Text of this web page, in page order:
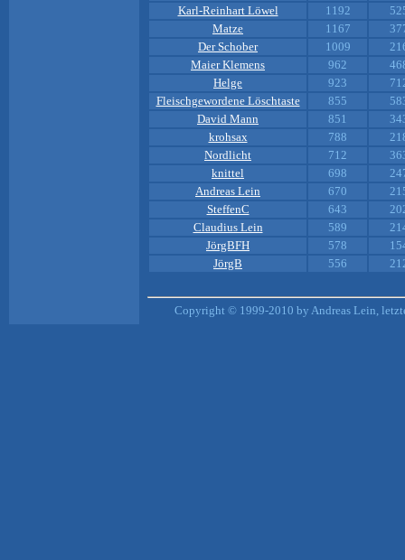
Karl-Reinhart Löwel
1192
Matze
1167
Der Schober
1009
Maier Klemens
962
Helge
923
Fleischgewordene Löschtaste
855
David Mann
851
krohsax
788
Nordlicht
712
knittel
698
Andreas Lein
670
SteffenC
643
Claudius Lein
589
JörgBFH
578
JörgB
556
Copyright © 1999-2010 by Andreas Lein,